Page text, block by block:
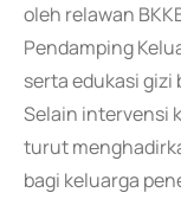
oleh relawan
Pendamping
serta edukasi
Selain intervensi
turut
bagi keluarga